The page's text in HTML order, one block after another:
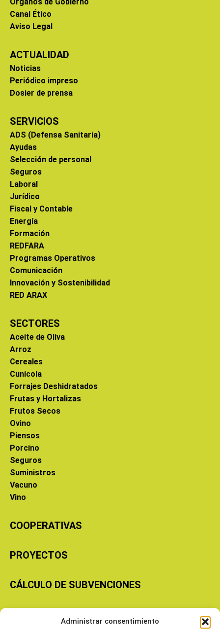
Administrar consentimiento
Canal Ético
Aviso Legal
ACTUALIDAD
Noticias
Periódico impreso
Dosier de prensa
SERVICIOS
ADS (Defensa Sanitaria)
Ayudas
Selección de personal
Seguros
Laboral
Jurídico
Fiscal y Contable
Energía
Formación
REDFARA
Programas Operativos
Comunicación
Innovación y Sostenibilidad
RED ARAX
SECTORES
Aceite de Oliva
Arroz
Cereales
Cunícola
Forrajes Deshidratados
Frutas y Hortalizas
Frutos Secos
Ovino
Piensos
Porcino
Seguros
Suministros
Vacuno
Vino
COOPERATIVAS
PROYECTOS
CÁLCULO DE SUBVENCIONES